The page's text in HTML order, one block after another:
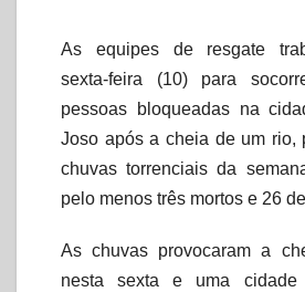
As equipes de resgate
sexta-feira (10) para
pessoas bloqueadas na
Joso após a cheia de um rio,
chuvas torrenciais da
pelo menos três mortos e 26
As chuvas provocaram a
nesta sexta e uma